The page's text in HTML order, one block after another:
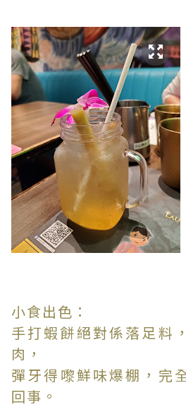
小食出色：
手打蝦餅絕對係落足料
肉，
彈牙得嚟鮮味爆棚，完
回事。